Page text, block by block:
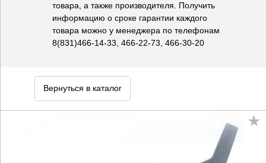
товара, а также производителя. Получить
информацию о сроке гарантии каждого
товара можно у менеджера по телефонам
8(831)466-14-33, 466-22-73, 466-30-20
Вернуться в каталог